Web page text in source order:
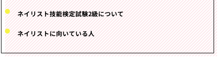
ネイリスト技能検定試験2級について
ネイリストに向いている人